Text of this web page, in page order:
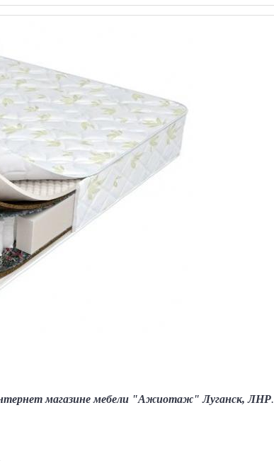
магазине мебели "Ажиотаж" Луганск, ЛНР.